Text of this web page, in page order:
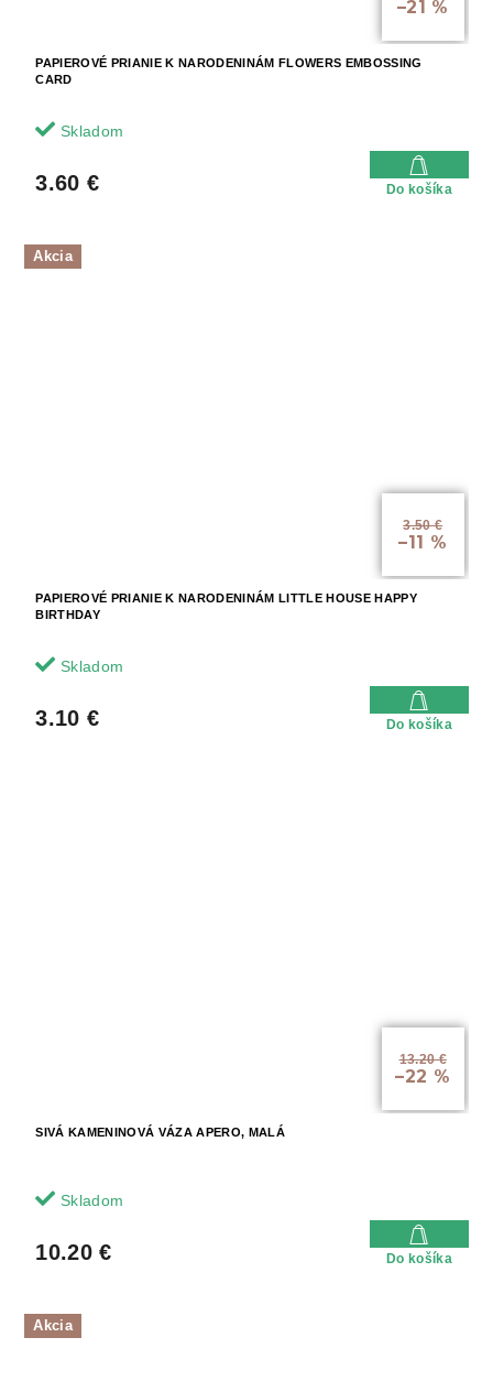
–21 %
PAPIEROVÉ PRIANIE K NARODENINÁM FLOWERS EMBOSSING
CARD
Skladom
3.60 € Do košíka
Akcia
3.50 €
–11 %
PAPIEROVÉ PRIANIE K NARODENINÁM LITTLE HOUSE HAPPY
BIRTHDAY
Skladom
3.10 € Do košíka
13.20 €
–22 %
SIVÁ KAMENINOVÁ VÁZA APERO, MALÁ
Skladom
10.20 € Do košíka
Akcia